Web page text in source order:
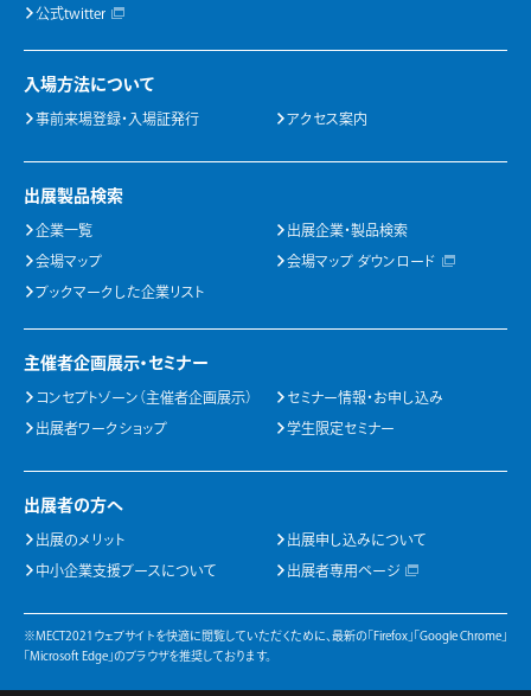
公式twitter
入場方法について
事前来場登録・入場証発行 アクセス案内
出展製品検索
企業一覧 出展企業・製品検索
会場マップ 会場マップ ダウンロード
ブックマークした企業リスト
主催者企画展示・セミナー
コンセプトゾーン（主催者企画展示） セミナー情報・お申し込み
出展者ワークショップ 学生限定セミナー
出展者の方へ
出展のメリット 出展申し込みについて
中小企業支援ブースについて 出展者専用ページ
※MECT2021ウェブサイトを快適に閲覧していただくために、最新の「Firefox」「Google Chrome」
「Microsoft Edge」のブラウザを推奨しております。